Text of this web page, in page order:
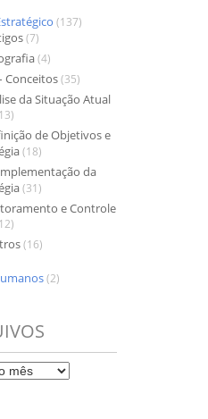
(137)
(7)
(4)
Conceitos(35)
da Situação Atual
de Objetivos e
(18)
da
(31)
e Controle
(16)
(2)